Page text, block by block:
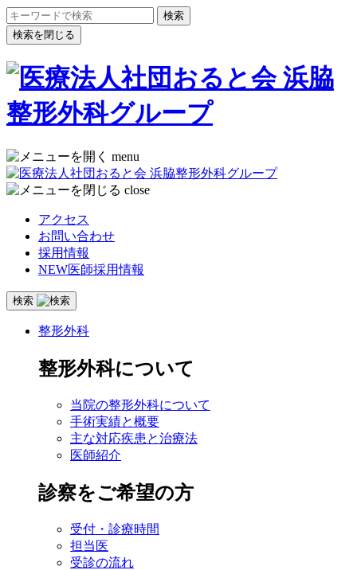
検索を閉じる
menu
close
アクセス
お問い合わせ
採用情報
NEW医師採用情報
検索
整形外科
整形外科について
当院の整形外科について
手術実績と概要
主な対応疾患と治療法
医師紹介
診察をご希望の方
受付・診療時間
担当医
受診の流れ